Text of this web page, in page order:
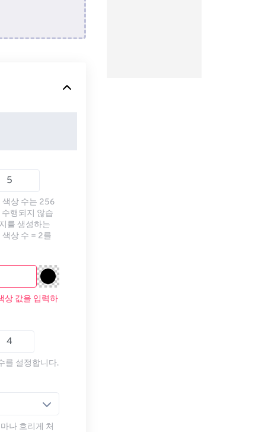
색상 수는 256
행되지 않습
를 생성하는
색상 수 = 2를
상 값을 입력하
를 설정합니다.
나 흐리게 처